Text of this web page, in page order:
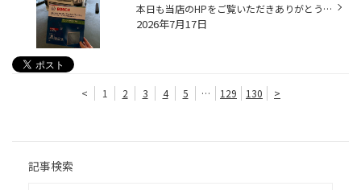
本日も当店のHPをご覧いただきありがとうございます 本日はプロボックスのエアコンフィルター交換をご紹介します！ コチラが本日作業するお車と取り付けるエアコンフィルターです！！ アリストフレッシュは抗ウィルス性能や抗菌性能が高い商品になっております！！ 取り外したエアコンフィルターが...
2026年7月17日
< 1 2 3 4 5 … 129 130 >
記事検索